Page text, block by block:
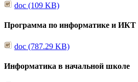
doc (109 KB)
Программа по информатике и ИКТ
doc (787.29 KB)
Информатика в начальной школе